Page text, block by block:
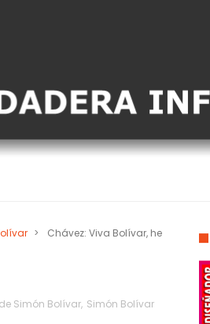
>
Chávez: Viva Bolívar, he
Simón Bolívar, Simón Bolívar